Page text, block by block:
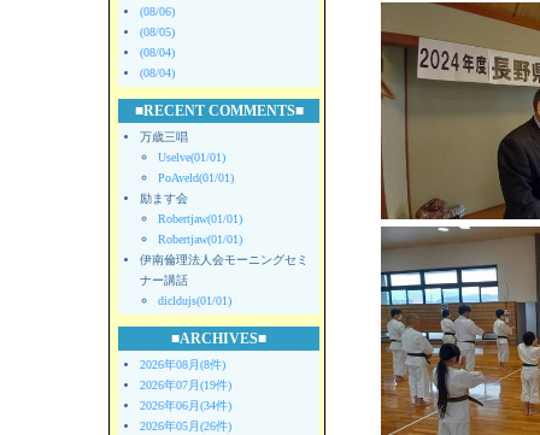
(08/06)
(08/05)
(08/04)
(08/04)
■RECENT COMMENTS■
万歳三唱
Uselve(01/01)
PoAveld(01/01)
励ます会
Robertjaw(01/01)
Robertjaw(01/01)
伊南倫理法人会モーニングセミ
ナー講話
dicldujs(01/01)
■ARCHIVES■
2026年08月(8件)
2026年07月(19件)
2026年06月(34件)
2026年05月(26件)